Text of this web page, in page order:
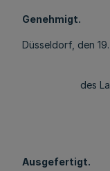
Genehmigt.
Düsseldorf, den
des
Ausgefertigt.